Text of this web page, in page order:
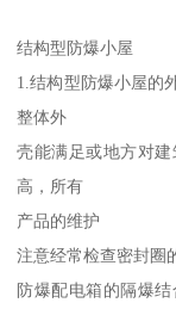
结构型防爆小屋
1.结构型防爆小屋的
整体外
壳能满足或地方对
高，所有
产品的维护
注意经常检查密封圈
防爆配电箱的隔爆